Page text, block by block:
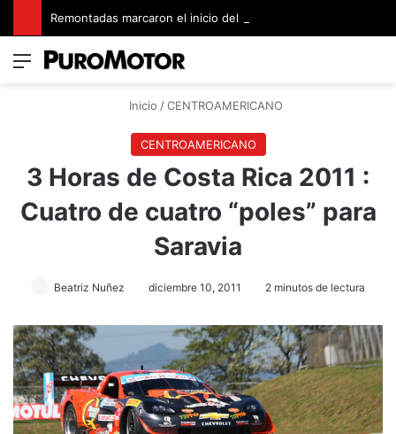
Menú
Inicio / CENTROAMERICANO
CENTROAMERICANO
3 Horas de Costa Rica 2011 :
Cuatro de cuatro “poles” para
Saravia
Beatriz Nuñez diciembre 10, 2011 2 minutos de lectura